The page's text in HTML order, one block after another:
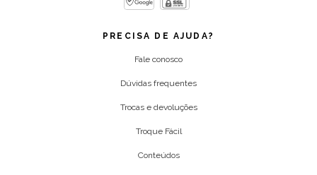
PRECISA DE AJUDA?
Fale conosco
Dúvidas frequentes
Trocas e devoluções
Troque Fácil
Conteúdos